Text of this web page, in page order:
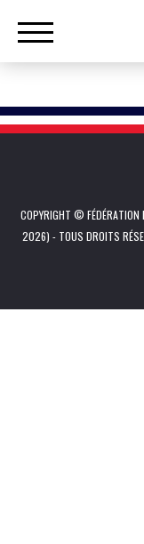
COPYRIGHT ©
2026) - TOUS DROITS